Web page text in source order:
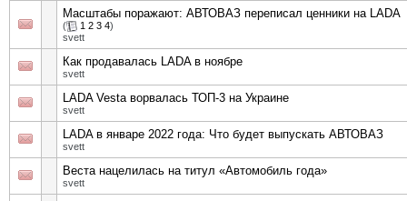
Масштабы поражают: АВТОВАЗ переписал ценники на LADA
( 1 2 3 4)
svett
Как продавалась LADA в ноябре
svett
LADA Vesta ворвалась ТОП-3 на Украине
svett
LADA в январе 2022 года: Что будет выпускать АВТОВАЗ
svett
Веста нацелилась на титул «Автомобиль года»
svett